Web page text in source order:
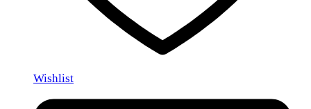
Wishlist